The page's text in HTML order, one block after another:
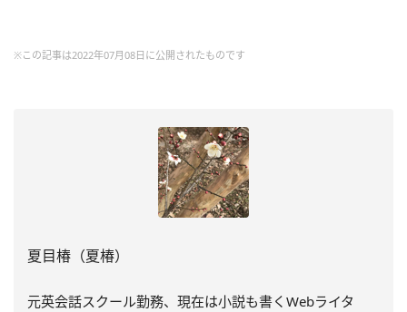
※この記事は2022年07月08日に公開されたものです
夏目椿（夏椿）
元英会話スクール勤務、現在は小説も書くWebライタ